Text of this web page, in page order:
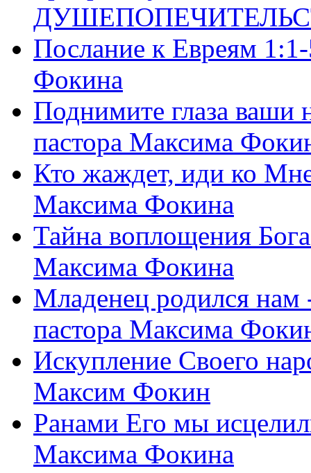
Послание к Евреям
Фокина
Поднимите глаза ваши
пастора Максима
Кто жаждет, иди ко
Максима Фокина
Тайна воплощения
Максима Фокина
Младенец родился
пастора Максима
Искупление Своего
Максим Фокин
Ранами Его мы
Максима Фокина